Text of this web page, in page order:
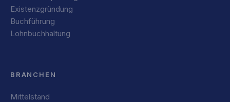
Existenzgründung
Buchführung
Lohnbuchhaltung
BRANCHEN
Mittelstand